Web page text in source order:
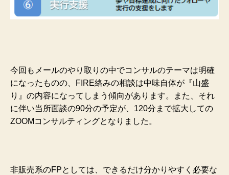
今回もメールのやり取りの中でコンサルのテーマは明確
になったものの、FIRE絡みの相談は中味自体が『山盛
り』の内容になってしまう傾向があります。また、それ
に伴い当所面談の90分の予定が、120分まで拡大しての
ZOOMコンサルティングとなりました。
非販売系のFPとしては、できるだけ分かりやすく必要な